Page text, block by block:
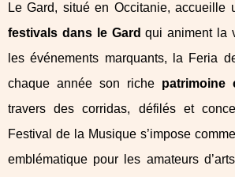
Le Gard, situé en Occitanie, accueille
festivals dans le Gard qui animent la
les événements marquants, la Feria
chaque année son riche patrimoine
travers des corridas, défilés et
Festival de la Musique s’impose
emblématique pour les amateurs